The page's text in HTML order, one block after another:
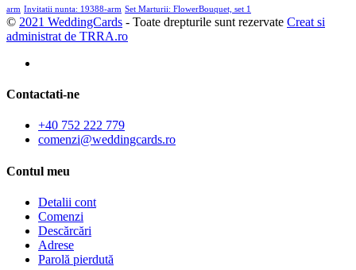
arm Invitatii nunta: 19388-arm Set Marturii: FlowerBouquet, set 1
© 2021 WeddingCards - Toate drepturile sunt rezervate Creat si
administrat de TRRA.ro
Contactati-ne
+40 752 222 779
comenzi@weddingcards.ro
Contul meu
Detalii cont
Comenzi
Descărcări
Adrese
Parolă pierdută